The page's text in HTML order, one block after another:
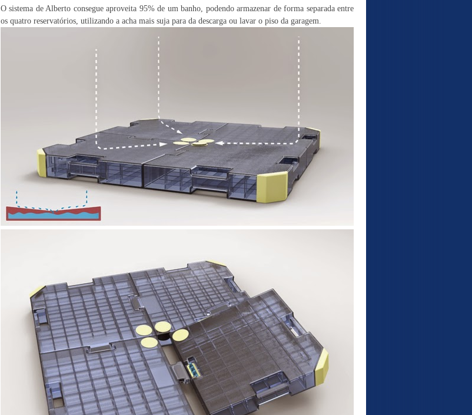
O sistema de Alberto consegue aproveita 95% de um banho, podendo armazenar de forma separada entre
os quatro reservatórios, utilizando a acha mais suja para da descarga ou lavar o piso da garagem.